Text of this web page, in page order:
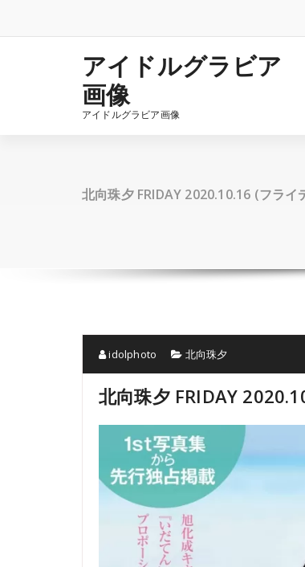
テ
アイドルグラビア
画像
アイドルグラビア画像
北向珠夕 FRIDAY 2020.10.16 (フラ
idolphoto 北向珠夕
北向珠夕 FRIDAY